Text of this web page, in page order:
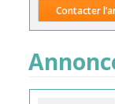
Contacter